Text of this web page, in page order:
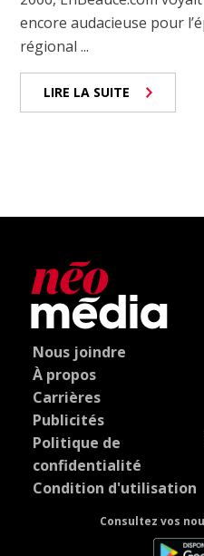
encore audacieuse pour
régional ...
LIRE LA SUITE
Nous joindre
À propos
Carrières
Publicités
Politique de
confidentialité
Condition d'utilisation
Consultez vos